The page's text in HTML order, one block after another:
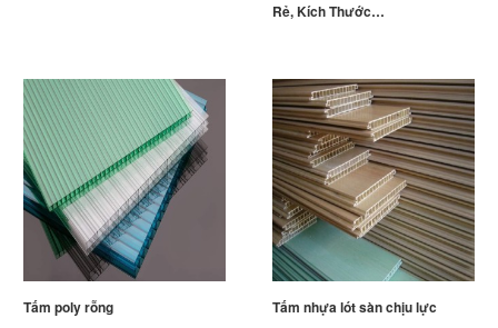
Rẻ, Kích Thước…
Tấm poly rỗng Tấm nhựa lót sàn chịu lực